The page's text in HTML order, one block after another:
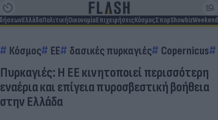
ΕλλάδαΠολιτικήΟικονομίαΕπιχειρήσειςΚόσμοςΣπορShowbizWeekend
Κόσμος EE δασικές πυρκαγιές Copernicus
Πυρκαγιές: Η ΕΕ κινητοποιεί περισσότερη
εναέρια και επίγεια πυροσβεστική βοήθεια
στην Ελλάδα